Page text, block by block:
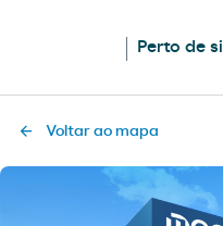
Perto de si
Voltar ao mapa